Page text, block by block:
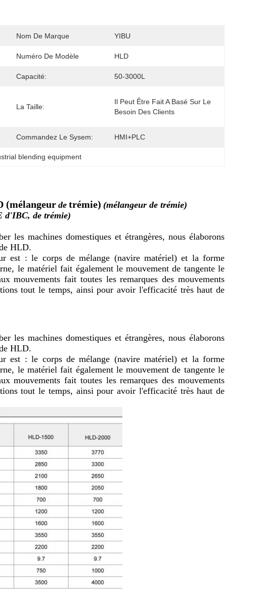
Nom De Marque YIBU
Numéro De Modèle HLD
Capacité: 50-3000L
La Taille:
Il Peut Être Fait A Basé Sur Le
Besoin Des Clients
Commandez Le Sysem: HMI+PLC
blending equipment
(mélangeur de trémie) (mélangeur de trémie)
d'IBC, de trémie)
les machines domestiques et étrangères, nous élaborons
HLD.
est : le corps de mélange (navire matériel) et la forme
le matériel fait également le mouvement de tangente le
mouvements fait toutes les remarques des mouvements
tout le temps, ainsi pour avoir l'efficacité très haut de
les machines domestiques et étrangères, nous élaborons
HLD.
est : le corps de mélange (navire matériel) et la forme
le matériel fait également le mouvement de tangente le
mouvements fait toutes les remarques des mouvements
tout le temps, ainsi pour avoir l'efficacité très haut de